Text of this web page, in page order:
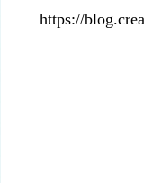
https://